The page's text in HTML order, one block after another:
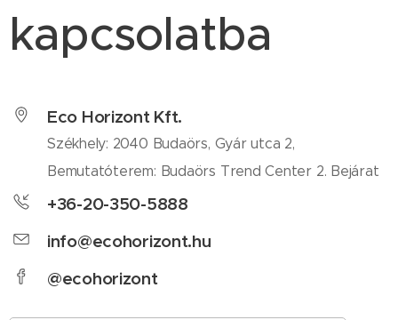
kapcsolatba
Eco Horizont Kft.
Székhely: 2040 Budaörs, Gyár utca 2,
Bemutatóterem: Budaörs Trend Center 2. Bejárat
+36-20-350-5888
info@ecohorizont.hu
@ecohorizont